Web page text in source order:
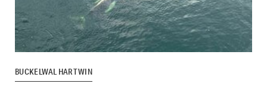
BUCKELWAL HARTWIN